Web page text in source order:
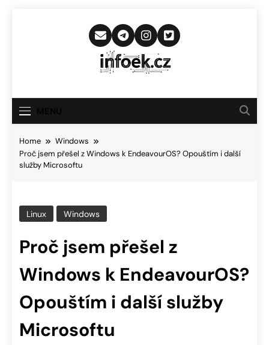
Infoek.cz
Novinkám
Home
Windows
Proč jsem přešel z Windows k EndeavourOS? Opouštím i další
služby Microsoftu
Linux Windows
Proč jsem přešel z
Windows k EndeavourOS?
Opouštím i další služby
Microsoftu